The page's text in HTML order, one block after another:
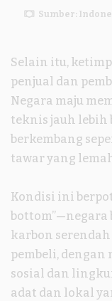
Sumber:
Selain itu,
penjual dan
Negara maju
teknis jauh lebih
berkembang
tawar yang
Kondisi ini
karbon
pembeli,
sosial dan
adat dan lokal